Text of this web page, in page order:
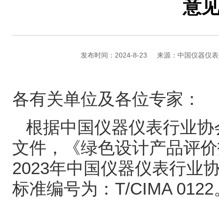
意
发布时间：2024-8-23 来源：中国仪器仪
各有关单位及各位专家：
根据中国仪器仪表行业
文件，《绿色设计产品评
2023年中国仪器仪表行业
标准编号为： T/CIMA 0122